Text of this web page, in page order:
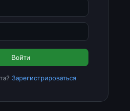
Войти
Зарегистрироваться